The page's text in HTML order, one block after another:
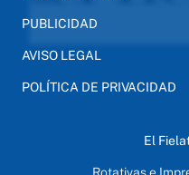
PUBLICIDAD
AVISO LEGAL
POLÍTICA DE PRIVACIDAD
El
Rotativas e